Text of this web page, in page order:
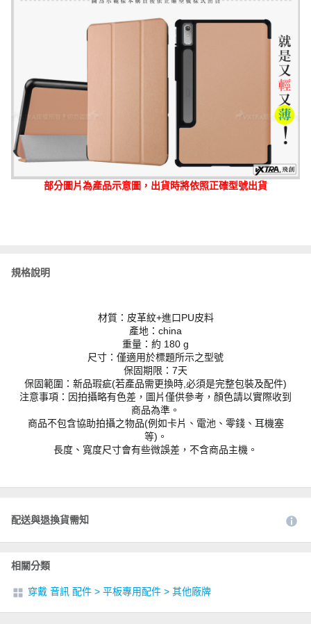
部分圖片為產品示意圖，出貨時將依照正確型號出貨
規格說明
材質：皮革紋+進口PU皮料
產地：china
重量：約 180 g
尺寸：僅適用於標題所示之型號
保固期限：7天
保固範圍：新品瑕疵(若產品需更換時,必須是完整包裝及配件)
注意事項：因拍攝略有色差，圖片僅供參考，顏色請以實際收到
商品為準。
商品不包含協助拍攝之物品(例如卡片、電池、零錢、耳機塞
等)。
長度、寬度尺寸會有些微誤差，不含商品主機。
配送與退換貨需知
相關分類
穿戴 音訊 配件 > 平板專用配件 > 其他廠牌